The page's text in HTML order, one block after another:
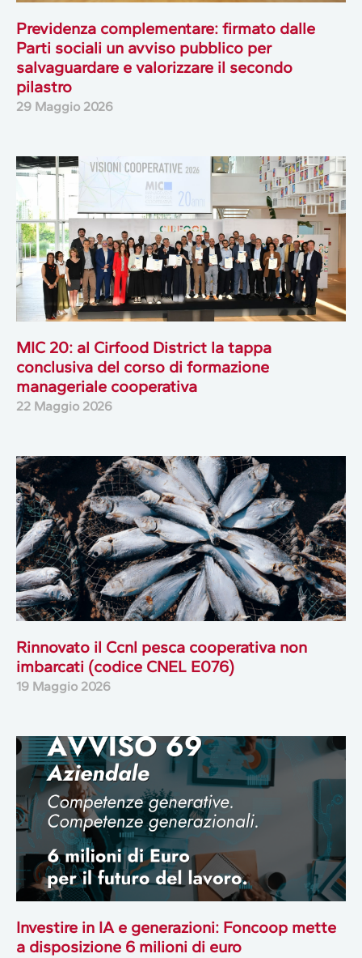
Previdenza complementare: firmato dalle
Parti sociali un avviso pubblico per
salvaguardare e valorizzare il secondo
pilastro
29 Maggio 2026
MIC 20: al Cirfood District la tappa
conclusiva del corso di formazione
manageriale cooperativa
22 Maggio 2026
Rinnovato il Ccnl pesca cooperativa non
imbarcati (codice CNEL E076)
19 Maggio 2026
Investire in IA e generazioni: Foncoop mette
a disposizione 6 milioni di euro